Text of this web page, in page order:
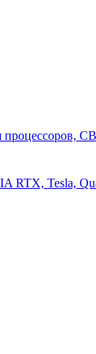
процессоров,
RTX, Tesla,